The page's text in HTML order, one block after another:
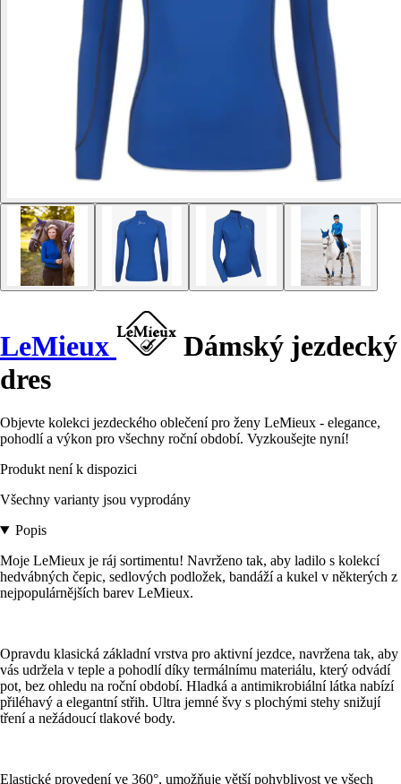
LeMieux
Dámský jezdecký
dres
Objevte kolekci jezdeckého oblečení pro ženy LeMieux - elegance,
pohodlí a výkon pro všechny roční období. Vyzkoušejte nyní!
Produkt není k dispozici
Všechny varianty jsou vyprodány
Popis
Moje LeMieux je ráj sortimentu! Navrženo tak, aby ladilo s kolekcí
hedvábných čepic, sedlových podložek, bandáží a kukel v některých z
nejpopulárnějších barev LeMieux.
Opravdu klasická základní vrstva pro aktivní jezdce, navržena tak, aby
vás udržela v teple a pohodlí díky termálnímu materiálu, který odvádí
pot, bez ohledu na roční období. Hladká a antimikrobiální látka nabízí
přiléhavý a elegantní střih. Ultra jemné švy s plochými stehy snižují
tření a nežádoucí tlakové body.
Elastické provedení ve 360°, umožňuje větší pohyblivost ve všech